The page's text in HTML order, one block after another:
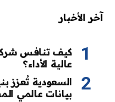
آخر الأخبار
عالية الأداء؟
السعودية تُعزز
بيانات عالمي